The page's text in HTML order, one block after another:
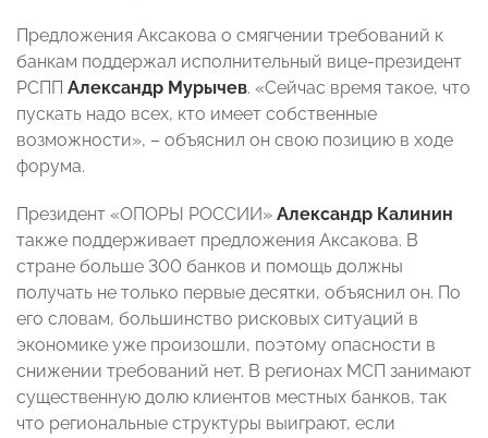
Предложения Аксакова о смягчении требований к
банкам поддержал исполнительный вице-президент
РСПП Александр Мурычев. «Сейчас время такое, что
пускать надо всех, кто имеет собственные
возможности», – объяснил он свою позицию в ходе
форума.
Президент «ОПОРЫ РОССИИ» Александр Калинин
также поддерживает предложения Аксакова. В
стране больше 300 банков и помощь должны
получать не только первые десятки, объяснил он. По
его словам, большинство рисковых ситуаций в
экономике уже произошли, поэтому опасности в
снижении требований нет. В регионах МСП занимают
существенную долю клиентов местных банков, так
что региональные структуры выиграют, если